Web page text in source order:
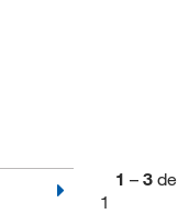
1 – 3 de
1